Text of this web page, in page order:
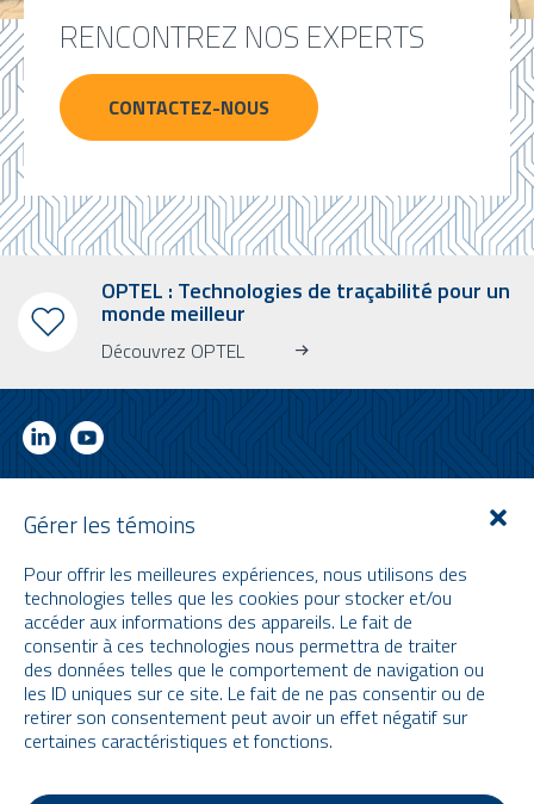
Gérer les témoins
Pour offrir les meilleures expériences, nous utilisons des
technologies telles que les cookies pour stocker et/ou
accéder aux informations des appareils. Le fait de
consentir à ces technologies nous permettra de traiter
des données telles que le comportement de navigation ou
les ID uniques sur ce site. Le fait de ne pas consentir ou de
retirer son consentement peut avoir un effet négatif sur
certaines caractéristiques et fonctions.
RENCONTREZ NOS EXPERTS
CONTACTEZ-NOUS
OPTEL : Technologies de traçabilité pour un
monde meilleur
Découvrez OPTEL
INFOLETTRE
Apprenez-en plus sur OPTEL, nos prochains événements et nos
dernières nouvelles !
* Veuillez noter que l’infolettre ainsi que nos vidéos sont uniquement en
anglais.
Email